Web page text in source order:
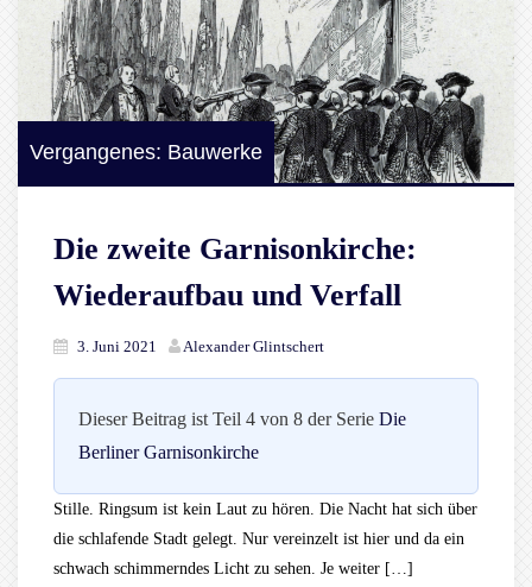
Vergangenes: Bauwerke
Die zweite Garnisonkirche:
Wiederaufbau und Verfall
3. Juni 2021 Alexander Glintschert
Dieser Beitrag ist Teil 4 von 8 der Serie Die
Berliner Garnisonkirche
Stille. Ringsum ist kein Laut zu hören. Die Nacht hat sich über
die schlafende Stadt gelegt. Nur vereinzelt ist hier und da ein
schwach schimmerndes Licht zu sehen. Je weiter […]